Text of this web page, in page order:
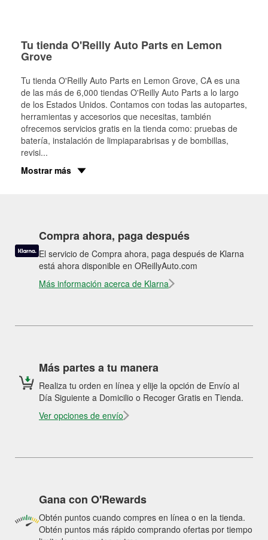
Tu tienda O'Reilly Auto Parts en Lemon
Grove
Tu tienda O'Reilly Auto Parts en Lemon Grove, CA es una
de las más de 6,000 tiendas O'Reilly Auto Parts a lo largo
de los Estados Unidos. Contamos con todas las autopartes,
herramientas y accesorios que necesitas, también
ofrecemos servicios gratis en la tienda como: pruebas de
batería, instalación de limpiaparabrisas y de bombillas,
revisi...
Mostrar más
Compra ahora, paga después
El servicio de Compra ahora, paga después de Klarna
está ahora disponible en OReillyAuto.com
Más información acerca de Klarna
Más partes a tu manera
Realiza tu orden en línea y elije la opción de Envío al
Día Siguiente a Domicilio o Recoger Gratis en Tienda.
Ver opciones de envío
Gana con O'Rewards
Obtén puntos cuando compres en línea o en la tienda.
Obtén puntos más rápido comprando ofertas por tiempo